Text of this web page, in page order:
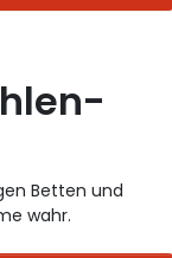
Betten und
wahr.